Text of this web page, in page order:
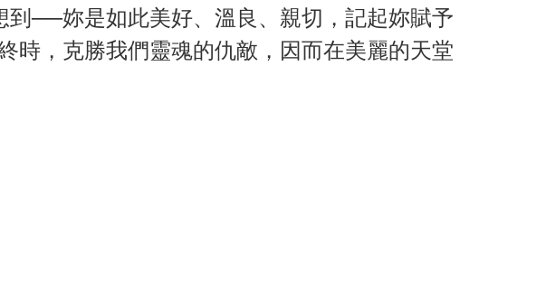
──妳是如此美好、溫良、親切，記起妳賦予
時，克勝我們靈魂的仇敵，因而在美麗的天堂